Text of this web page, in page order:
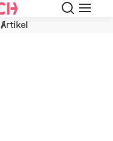
Suche
Artikel